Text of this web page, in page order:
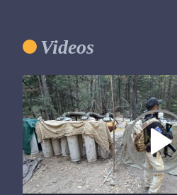
Primary
Sidebar
Videos